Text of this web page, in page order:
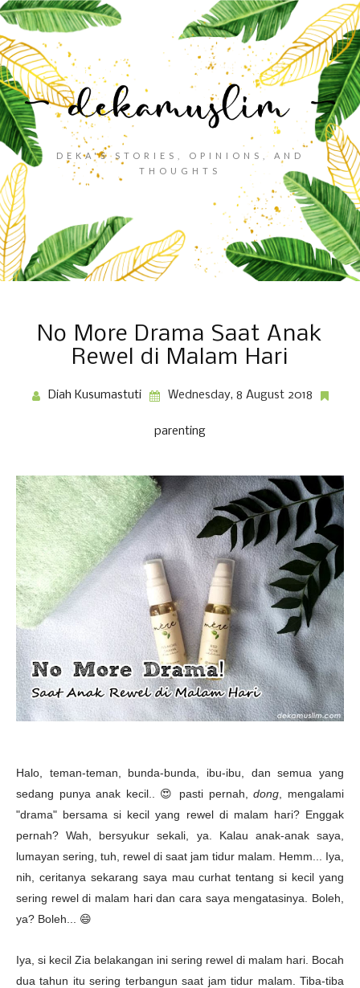
DEKA'S STORIES, OPINIONS, AND
THOUGHTS
No More Drama Saat Anak
Rewel di Malam Hari
Diah Kusumastuti Wednesday, 8 August 2018
parenting
Halo, teman-teman, bunda-bunda, ibu-ibu, dan semua yang
sedang punya anak kecil.. 😍 pasti pernah,dong , mengalami
"drama" bersama si kecil yang rewel di malam hari? Enggak
pernah? Wah, bersyukur sekali, ya. Kalau anak-anak saya,
lumayan sering, tuh, rewel di saat jam tidur malam. Hemm... Iya,
nih, ceritanya sekarang saya mau curhat tentang si kecil yang
sering rewel di malam hari dan cara saya mengatasinya. Boleh,
ya? Boleh... 😄
Iya, si kecil Zia belakangan ini sering rewel di malam hari. Bocah
dua tahun itusering terbangun saat jam tidur malam. Tiba-tiba